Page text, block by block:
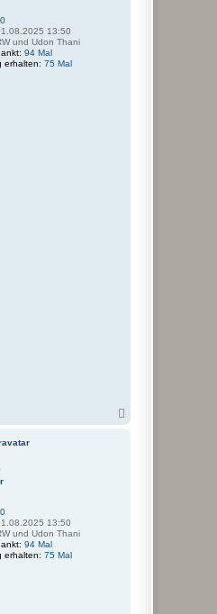
13:50
und Udon Thani
94 Mal
erhalten: 75 Mal
13:50
und Udon Thani
94 Mal
erhalten: 75 Mal